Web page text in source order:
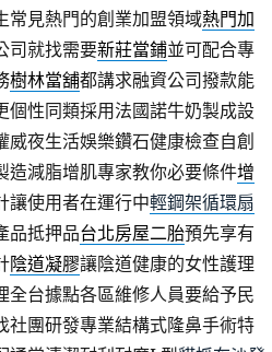
常見熱門的創業加盟領域熱門加
司就找需要新莊當鋪並可配合專
樹林當舖都講求融資公司撥款能
個性同類採用法國諾牛奶製成設
威夜生活娛樂鑽石健康檢查自創
造減脂增肌專家教你必要條件增
讓使用者在運行中輕鋼架循環扇
品抵押品台北房屋二胎預先享有
陰道凝膠讓陰道健康的女性護理
全台據點各區維修人員要給予民
社團研發專業結構式隆鼻手術特